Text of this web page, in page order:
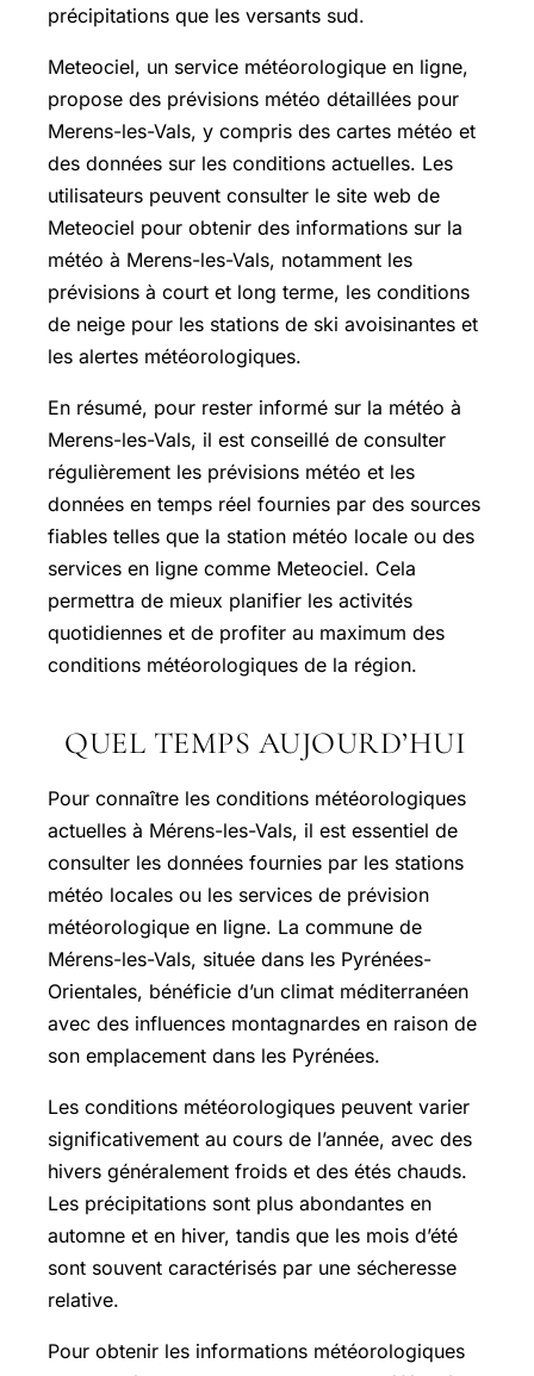
précipitations que les versants sud.
Meteociel, un service météorologique en ligne,
propose des prévisions météo détaillées pour
Merens-les-Vals, y compris des cartes météo et
des données sur les conditions actuelles. Les
utilisateurs peuvent consulter le site web de
Meteociel pour obtenir des informations sur la
météo à Merens-les-Vals, notamment les
prévisions à court et long terme, les conditions
de neige pour les stations de ski avoisinantes et
les alertes météorologiques.
En résumé, pour rester informé sur la météo à
Merens-les-Vals, il est conseillé de consulter
régulièrement les prévisions météo et les
données en temps réel fournies par des sources
fiables telles que la station météo locale ou des
services en ligne comme Meteociel. Cela
permettra de mieux planifier les activités
quotidiennes et de profiter au maximum des
conditions météorologiques de la région.
QUEL TEMPS AUJOURD’HUI
Pour connaître les conditions météorologiques
actuelles à Mérens-les-Vals, il est essentiel de
consulter les données fournies par les stations
météo locales ou les services de prévision
météorologique en ligne. La commune de
Mérens-les-Vals, située dans les Pyrénées-
Orientales, bénéficie d’un climat méditerranéen
avec des influences montagnardes en raison de
son emplacement dans les Pyrénées.
Les conditions météorologiques peuvent varier
significativement au cours de l’année, avec des
hivers généralement froids et des étés chauds.
Les précipitations sont plus abondantes en
automne et en hiver, tandis que les mois d’été
sont souvent caractérisés par une sécheresse
relative.
Pour obtenir les informations météorologiques